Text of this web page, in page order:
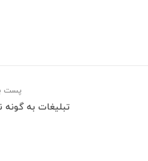
پست
تبلیغات به گونه